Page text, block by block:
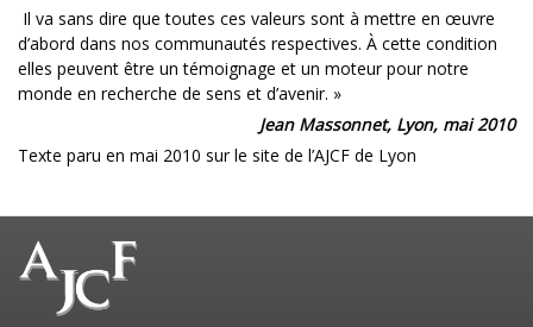
Il va sans dire que toutes ces valeurs sont à mettre en œuvre
d’abord dans nos communautés respectives. À cette condition
elles peuvent être un témoignage et un moteur pour notre
monde en recherche de sens et d’avenir. »
Jean Massonnet, Lyon, mai 2010
Texte paru en mai 2010 sur le site de l’AJCF de Lyon